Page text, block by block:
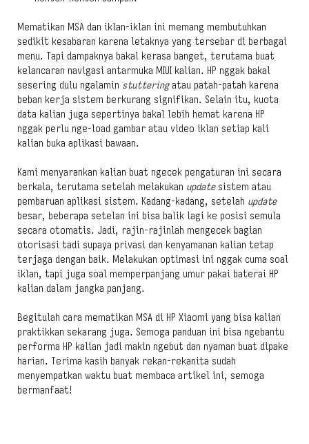
Mematikan MSA dan iklan-iklan ini memang membutuhkan
sedikit kesabaran karena letaknya yang tersebar di berbagai
menu. Tapi dampaknya bakal kerasa banget, terutama buat
kelancaran navigasi antarmuka MIUI kalian. HP nggak bakal
sesering dulu ngalamin stutteringatau patah-patah karena
beban kerja sistem berkurang signifikan. Selain itu, kuota
data kalian juga sepertinya bakal lebih hemat karena HP
nggak perlu nge-load gambar atau video iklan setiap kali
kalian buka aplikasi bawaan.
Kami menyarankan kalian buat ngecek pengaturan ini secara
berkala, terutama setelah melakukan updatesistem atau
pembaruan aplikasi sistem. Kadang-kadang, setelah update
besar, beberapa setelan ini bisa balik lagi ke posisi semula
secara otomatis. Jadi, rajin-rajinlah mengecek bagian
otorisasi tadi supaya privasi dan kenyamanan kalian tetap
terjaga dengan baik. Melakukan optimasi ini nggak cuma soal
iklan, tapi juga soal memperpanjang umur pakai baterai HP
kalian dalam jangka panjang.
Begitulah cara mematikan MSA di HP Xiaomi yang bisa kalian
praktikkan sekarang juga. Semoga panduan ini bisa ngebantu
performa HP kalian jadi makin ngebut dan nyaman buat dipake
harian. Terima kasih banyak rekan-rekanita sudah
menyempatkan waktu buat membaca artikel ini, semoga
bermanfaat!